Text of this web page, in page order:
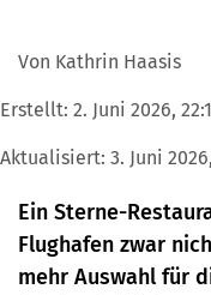
Von Kathrin Haasis
Erstellt: 2. Juni 2026,
Aktualisiert: 3. Juni
Ein Sterne-
Flughafen zwar
mehr Auswahl für